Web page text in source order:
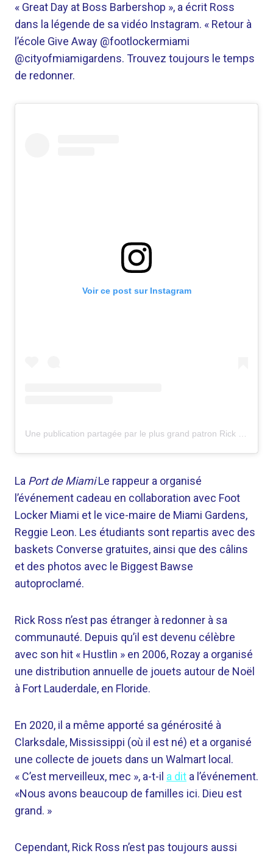
« Great Day at Boss Barbershop », a écrit Ross
dans la légende de sa vidéo Instagram. « Retour à
l’école Give Away @footlockermiami
@cityofmiamigardens. Trouvez toujours le temps
de redonner.
Voir ce post sur Instagram
La Port de MiamiLe rappeur a organisé
l’événement cadeau en collaboration avec Foot
Locker Miami et le vice-maire de Miami Gardens,
Reggie Leon. Les étudiants sont repartis avec des
baskets Converse gratuites, ainsi que des câlins
et des photos avec le Biggest Bawse
autoproclamé.
Rick Ross n’est pas étranger à redonner à sa
communauté. Depuis qu’il est devenu célèbre
avec son hit « Hustlin » en 2006, Rozay a organisé
une distribution annuelle de jouets autour de Noël
à Fort Lauderdale, en Floride.
En 2020, il a même apporté sa générosité à
Clarksdale, Mississippi (où il est né) et a organisé
une collecte de jouets dans un Walmart local.
« C’est merveilleux, mec », a-t-il a dit a l’événement.
«Nous avons beaucoup de familles ici. Dieu est
grand. »
Cependant, Rick Ross n’est pas toujours aussi